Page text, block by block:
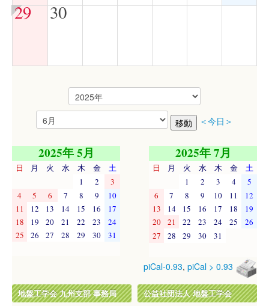
29 30
＜今日＞
2025年 5月
日 月 火 水 木 金
土
1
2
3
4
5 6 7 8 9
10
11
12 13 14 15 16
17
18
19 20 21 22 23
24
25
26 27 28 29 30 31
2025年 7月
日 月 火 水 木 金
土
1
2 3 4
5
6
7 8 9 10 11
12
13
14 15 16 17 18
19
20
21 22 23 24 25
26
27
28 29 30 31
piCal-0.93, piCal > 0.93
地盤工学会 九州支部 事務局 公益社団法人 地盤工学会